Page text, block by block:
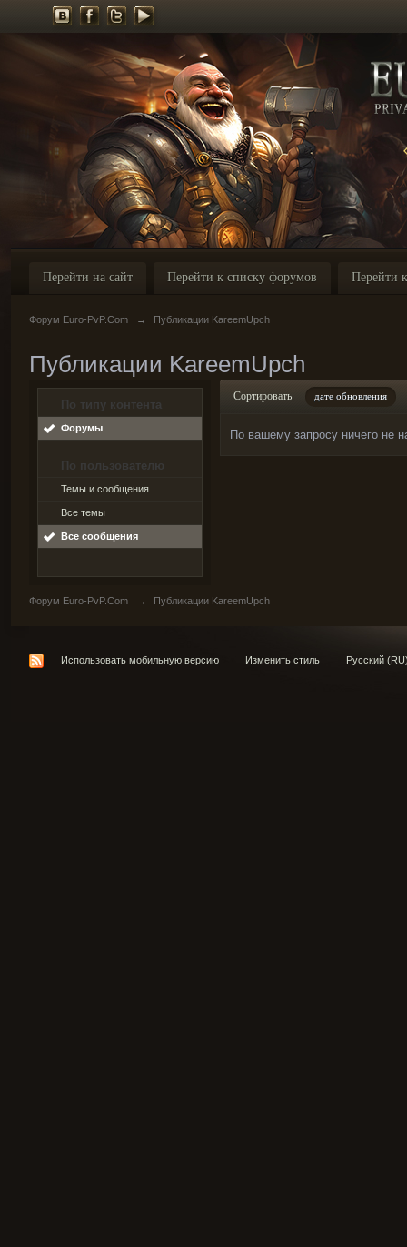
Перейти на сайт Перейти к списку форумов Перейти
Форум Euro-PvP.Com → Публикации KareemUpch
Публикации KareemUpch
По типу контента
Форумы
По пользователю
Темы и сообщения
Все темы
Все сообщения
Сортировать дате обновления
По вашему запросу ничего не
Форум Euro-PvP.Com → Публикации KareemUpch
Использовать мобильную версию Изменить стиль Русский